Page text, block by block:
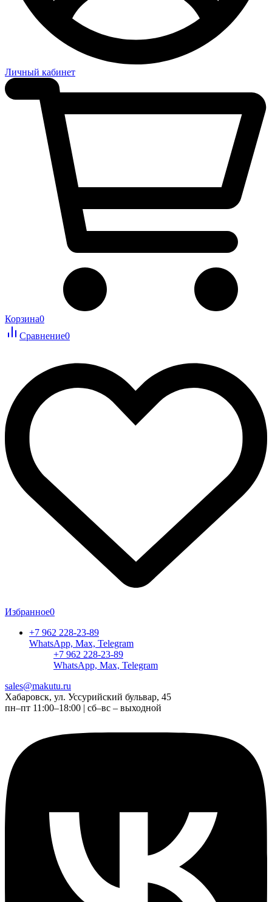
Личный кабинет
Корзина0
Сравнение0
Избранное0
+7 962 228-23-89
WhatsApp, Max, Telegram
+7 962 228-23-89
WhatsApp, Max, Telegram
sales@makutu.ru
Хабаровск, ул. Уссурийский бульвар, 45
пн–пт 11:00–18:00 | сб–вс – выходной